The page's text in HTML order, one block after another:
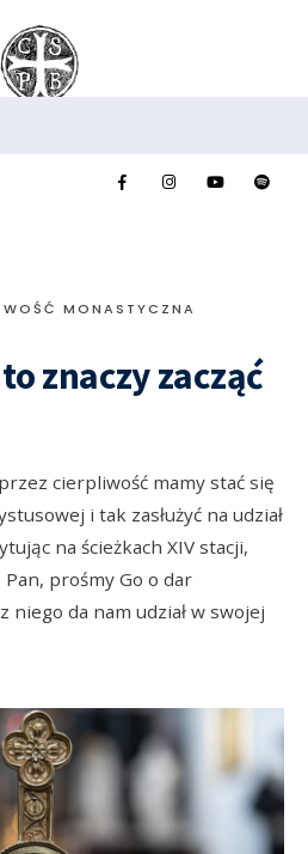
MONASTYCZNA
znaczy zacząć
cierpliwość mamy stać się
i tak zasłużyć na udział
na ścieżkach XIV stacji,
prośmy Go o dar
da nam udział w swojej